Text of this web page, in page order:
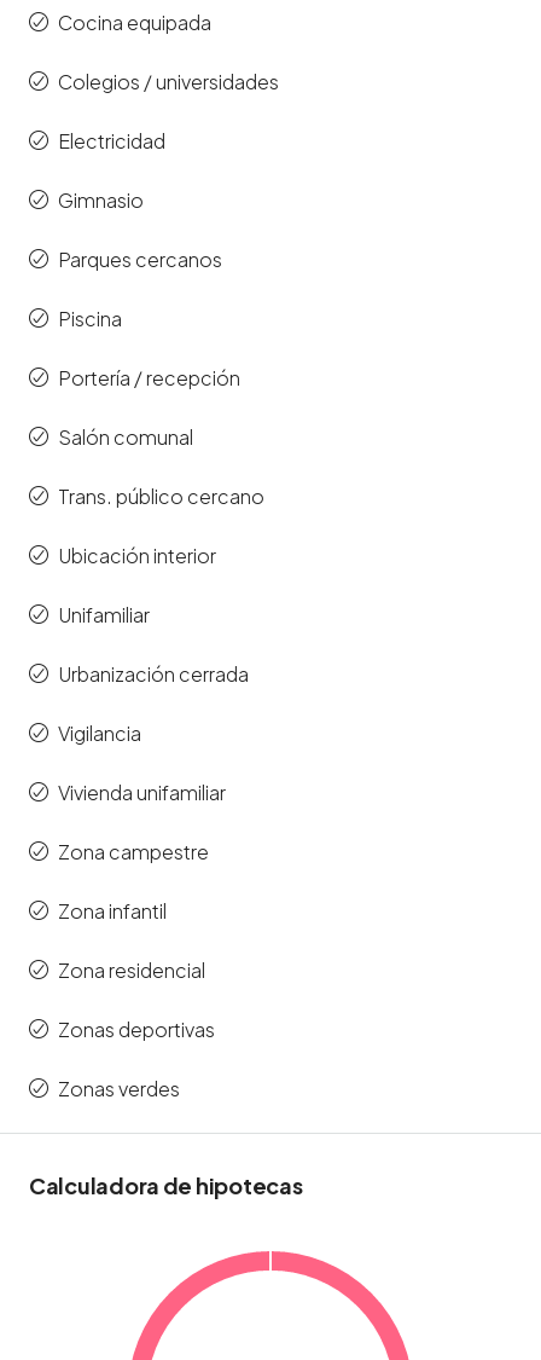
Cocina equipada
Colegios / universidades
Electricidad
Gimnasio
Parques cercanos
Piscina
Portería / recepción
Salón comunal
Trans. público cercano
Ubicación interior
Unifamiliar
Urbanización cerrada
Vigilancia
Vivienda unifamiliar
Zona campestre
Zona infantil
Zona residencial
Zonas deportivas
Zonas verdes
Calculadora de hipotecas